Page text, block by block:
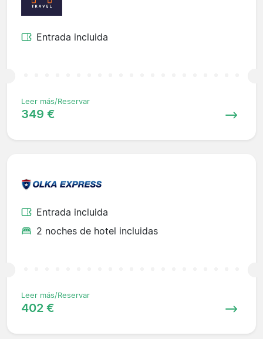
Entrada incluida
Leer más/Reservar
349 €
Entrada incluida
2 noches de hotel incluidas
Leer más/Reservar
402 €